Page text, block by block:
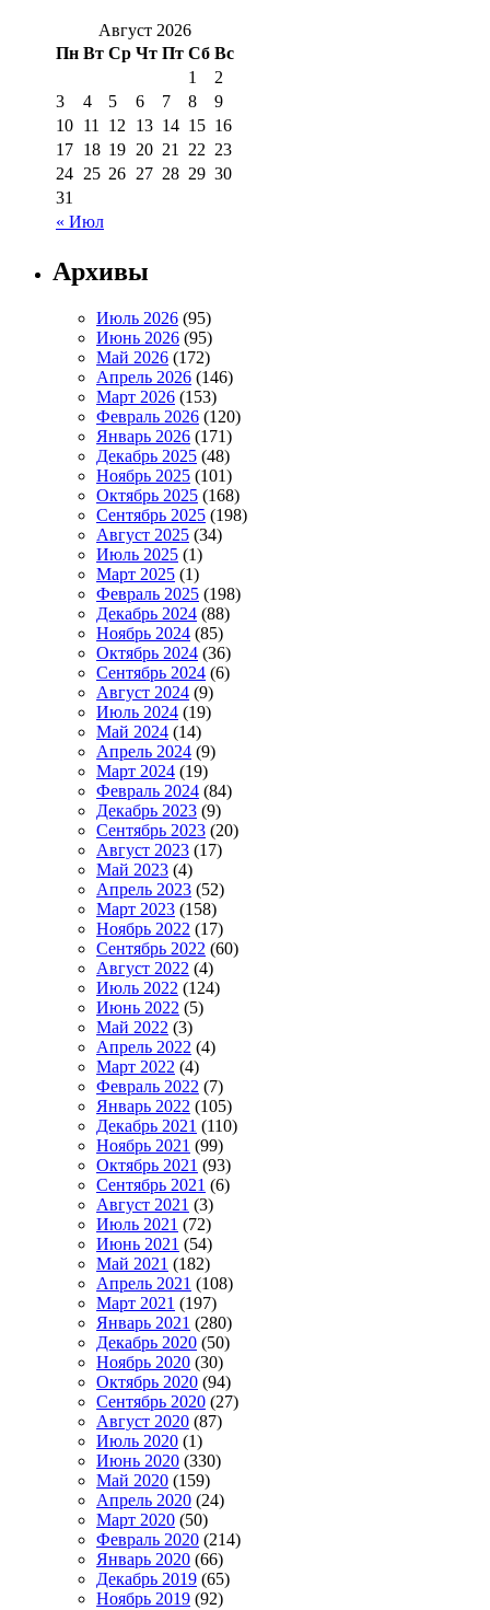
Август 2026
Пн Вт Ср Чт Пт Сб Вс
« Июл
1
2
3
4 5 6 7 8
9
10 11 12 13 14 15 16
17 18 19 20 21 22 23
24 25 26 27 28 29 30
31
Архивы
Июль 2026 (95)
Июнь 2026 (95)
Май 2026 (172)
Апрель 2026 (146)
Март 2026 (153)
Февраль 2026 (120)
Январь 2026 (171)
Декабрь 2025 (48)
Ноябрь 2025 (101)
Октябрь 2025 (168)
Сентябрь 2025 (198)
Август 2025 (34)
Июль 2025 (1)
Март 2025 (1)
Февраль 2025 (198)
Декабрь 2024 (88)
Ноябрь 2024 (85)
Октябрь 2024 (36)
Сентябрь 2024 (6)
Август 2024 (9)
Июль 2024 (19)
Май 2024 (14)
Апрель 2024 (9)
Март 2024 (19)
Февраль 2024 (84)
Декабрь 2023 (9)
Сентябрь 2023 (20)
Август 2023 (17)
Май 2023 (4)
Апрель 2023 (52)
Март 2023 (158)
Ноябрь 2022 (17)
Сентябрь 2022 (60)
Август 2022 (4)
Июль 2022 (124)
Июнь 2022 (5)
Май 2022 (3)
Апрель 2022 (4)
Март 2022 (4)
Февраль 2022 (7)
Январь 2022 (105)
Декабрь 2021 (110)
Ноябрь 2021 (99)
Октябрь 2021 (93)
Сентябрь 2021 (6)
Август 2021 (3)
Июль 2021 (72)
Июнь 2021 (54)
Май 2021 (182)
Апрель 2021 (108)
Март 2021 (197)
Январь 2021 (280)
Декабрь 2020 (50)
Ноябрь 2020 (30)
Октябрь 2020 (94)
Сентябрь 2020 (27)
Август 2020 (87)
Июль 2020 (1)
Июнь 2020 (330)
Май 2020 (159)
Апрель 2020 (24)
Март 2020 (50)
Февраль 2020 (214)
Январь 2020 (66)
Декабрь 2019 (65)
Ноябрь 2019 (92)